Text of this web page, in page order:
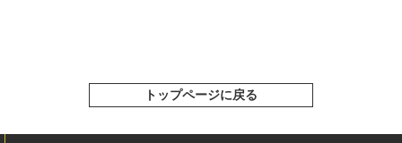
トップページに戻る